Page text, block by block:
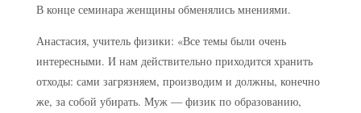
В конце семинара женщины обменялись мнениями.
Анастасия, учитель физики: «Все темы были очень
интересными. И нам действительно приходится хранить
отходы: сами загрязняем, производим и должны, конечно
же, за собой убирать. Муж — физик по образованию,